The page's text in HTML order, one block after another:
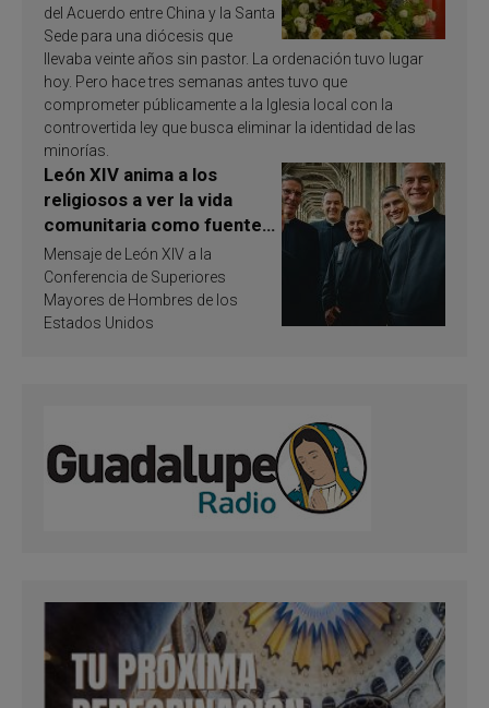
del Acuerdo entre China y la Santa
Sede para una diócesis que
llevaba veinte años sin pastor. La ordenación tuvo lugar
hoy. Pero hace tres semanas antes tuvo que
comprometer públicamente a la Iglesia local con la
controvertida ley que busca eliminar la identidad de las
minorías.
León XIV anima a los
religiosos a ver la vida
comunitaria como fuente
de inspiración y
santificación
Mensaje de León XIV a la
Conferencia de Superiores
Mayores de Hombres de los
Estados Unidos